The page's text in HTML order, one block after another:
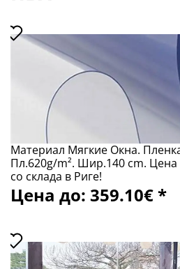
Материал Мягкие Окна.
Пл.620g/m². Шир.140 cm. Цена
со склада в Риге!
Цена до: 359.10€ *